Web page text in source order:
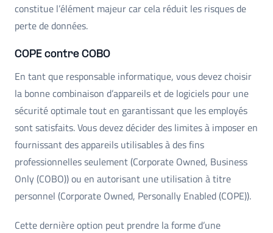
constitue l’élément majeur car cela réduit les risques de
perte de données.
COPE contre COBO
En tant que responsable informatique, vous devez choisir
la bonne combinaison d’appareils et de logiciels pour une
sécurité optimale tout en garantissant que les employés
sont satisfaits. Vous devez décider des limites à imposer en
fournissant des appareils utilisables à des fins
professionnelles seulement (Corporate Owned, Business
Only (COBO)) ou en autorisant une utilisation à titre
personnel (Corporate Owned, Personally Enabled (COPE)).
Cette dernière option peut prendre la forme d’une